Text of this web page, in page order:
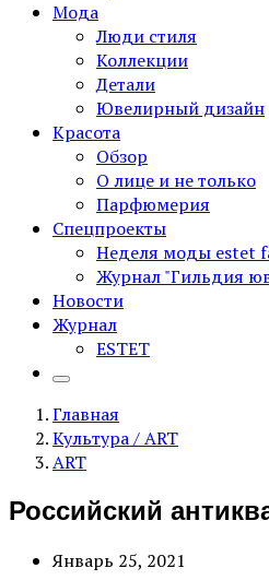
Мода
Люди стиля
Коллекции
Детали
Ювелирный дизайн
Красота
Обзор
О лице и не только
Парфюмерия
Спецпроекты
Неделя моды estet
Журнал "Гильдия
Новости
Журнал
ESTET
Главная
Культура / ART
ART
Российский
Январь 25, 2021